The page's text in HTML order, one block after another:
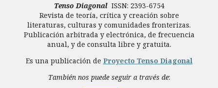
Tenso Diagonal ISSN: 2393-6754
Revista de teoría, crítica y creación sobre
literaturas, culturas y comunidades fronterizas.
Publicación arbitrada y electrónica, de frecuencia
anual, y de consulta libre y gratuita.
Es una publicación de Proyecto Tenso Diagonal
También nos puede seguir a través de: